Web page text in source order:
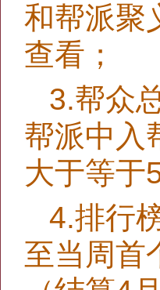
和帮派聚
查看；
3.帮众
帮派中入
大于等于
4.排行
至当周首